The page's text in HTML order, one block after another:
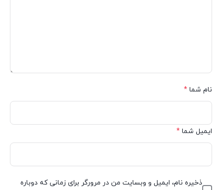
نام شما *
ایمیل شما *
ذخیره نام، ایمیل و وبسایت من در مرورگر برای زمانی که دوباره